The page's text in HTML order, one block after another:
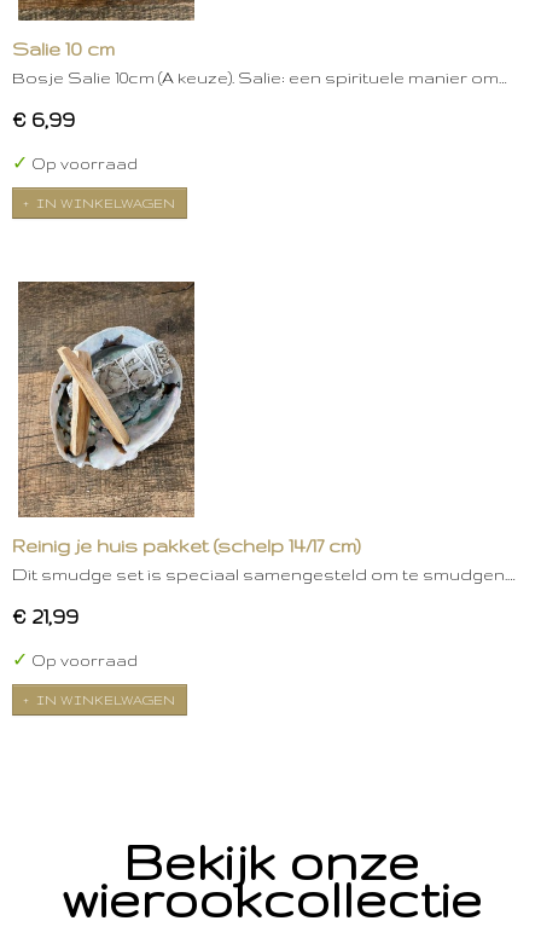
Salie 10 cm
Bosje Salie 10cm (A keuze). Salie: een spirituele manier om…
€ 6,99
✓ Op voorraad
IN WINKELWAGEN
Reinig je huis pakket (schelp 14/17 cm)
Dit smudge set is speciaal samengesteld om te smudgen.…
€ 21,99
✓ Op voorraad
IN WINKELWAGEN
Bekijk onze
wierookcollectie